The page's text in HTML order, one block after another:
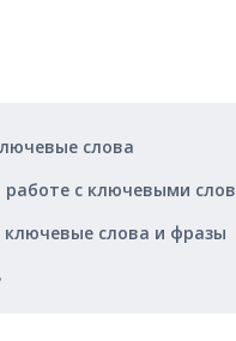
слова
работе с ключевыми
слова и фразы